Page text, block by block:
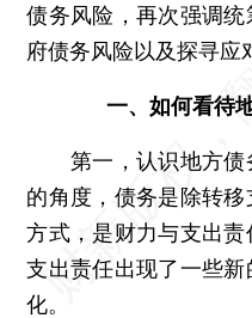
债务风险，再次强调
府债务风险以及探寻应
一、如何看待
第一，认识地方
的角度，债务是除转
方式，是财力与支出责
支出责任出现了一些
化。